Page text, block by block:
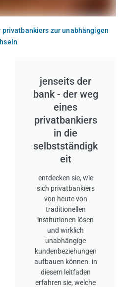
privatbankiers zur unabhängigen
jenseits der
bank - der weg
eines
privatbankiers
in die
selbstständigk
eit
entdecken sie, wie
sich privatbankiers
von heute von
traditionellen
institutionen lösen
und wirklich
unabhängige
kundenbeziehungen
aufbauen können. in
diesem leitfaden
erfahren sie, welche